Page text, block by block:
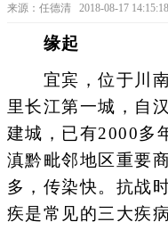
来源：任德清 2018-08-17 14:15:18
缘起
宜宾，位于川南
里长江第一城，自
建城，已有2000多
滇黔毗邻地区重要
多，传染快。抗战
疾是常见的三大疾